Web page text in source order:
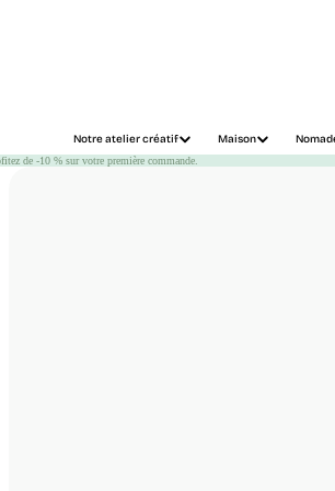
Notre atelier créatif Maison
de -10 % sur votre première commande.